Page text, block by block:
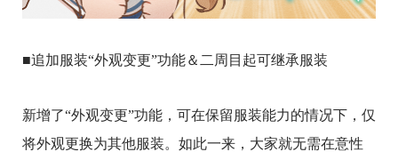
■追加服装“外观变更”功能＆二周目起可继承服装
新增了“外观变更”功能，可在保留服装能力的情况下，仅
将外观更换为其他服装。如此一来，大家就无需在意性